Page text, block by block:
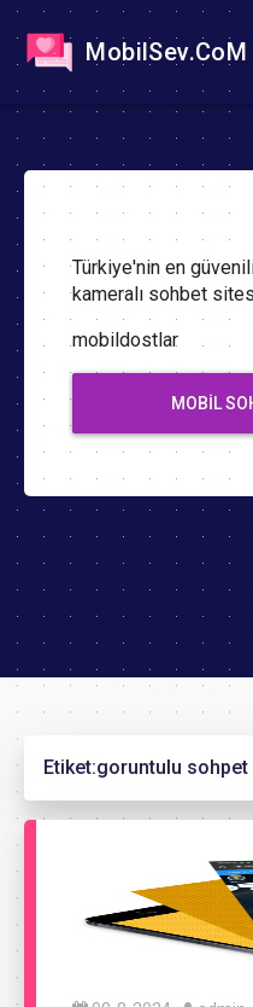
MobilSev.CoM
Türkiye'nin en
kameralı sohbet
mobildostlar
MOBIL
Etiket:goruntulu sohpet